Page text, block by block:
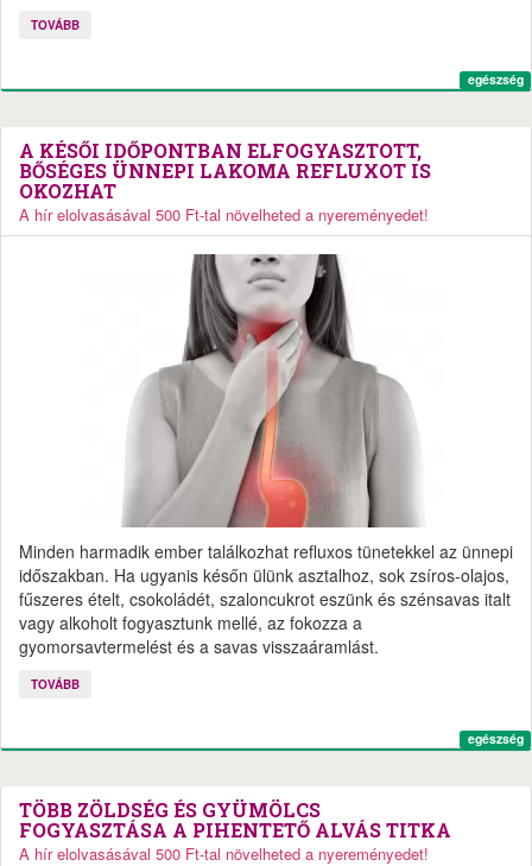
TOVÁBB
egészség
A KÉSŐI IDŐPONTBAN ELFOGYASZTOTT,
BŐSÉGES ÜNNEPI LAKOMA REFLUXOT IS
OKOZHAT
A hír elolvasásával 500 Ft-tal növelheted a nyereményedet!
Minden harmadik ember találkozhat refluxos tünetekkel az ünnepi
időszakban. Ha ugyanis későn ülünk asztalhoz, sok zsíros-olajos,
fűszeres ételt, csokoládét, szaloncukrot eszünk és szénsavas italt
vagy alkoholt fogyasztunk mellé, az fokozza a
gyomorsavtermelést és a savas visszaáramlást.
TOVÁBB
egészség
TÖBB ZÖLDSÉG ÉS GYÜMÖLCS
FOGYASZTÁSA A PIHENTETŐ ALVÁS TITKA
A hír elolvasásával 500 Ft-tal növelheted a nyereményedet!